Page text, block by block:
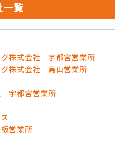
一覧
グ株式会社 宇都宮営業所
グ株式会社 烏山営業所
宇都宮営業所
営業所